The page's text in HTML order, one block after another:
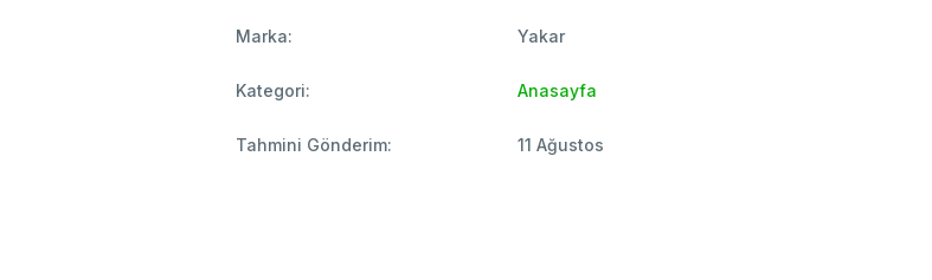
Marka: Yakar
Kategori: Anasayfa
Tahmini Gönderim: 11 Ağustos